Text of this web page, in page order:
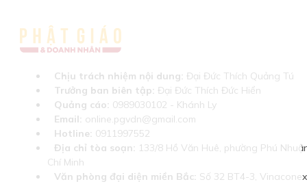
Chịu trách nhiệm nội dung: Đại Đức Thích Quảng Tú
Trưởng ban biên tập: Đại Đức Thích Đức Hiển
Quảng cáo: 0989030102 - Khánh Ly
Email: online.pgvdn@gmail.com
Hotline: 0911997552
Địa chỉ tòa soạn: 133/8 Hồ Văn Huê, phường Phú
Chí Minh
Văn phòng đại diện miền Bắc: Số 32 BT4-3,